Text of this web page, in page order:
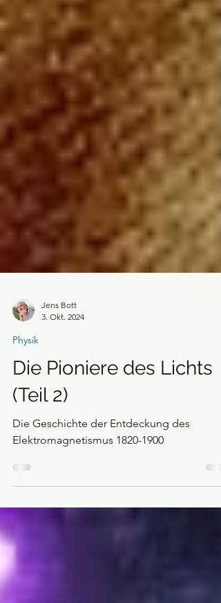
Jens Bott
3. Okt. 2024
Physik
Die Pioniere des Lichts
(Teil 2)